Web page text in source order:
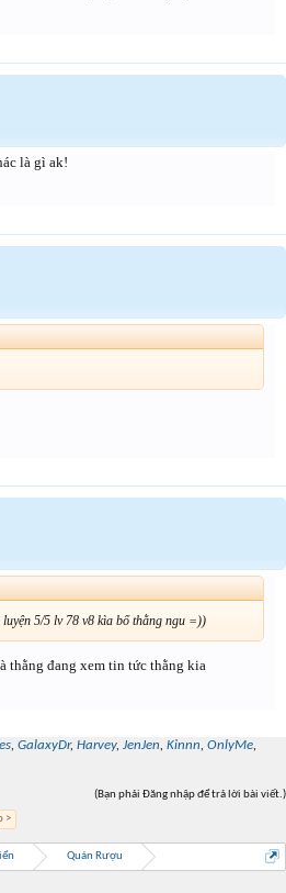
là gì ak!
5/5 lv 78 v8 kìa bố thằng ngu =))
thằng đang xem tin tức thằng kia
, GalaxyDr, Harvey, JenJen, Kinnn, OnlyMe,
(Bạn phải Đăng nhập để trả lời bài viết.)
>
Quán Rượu